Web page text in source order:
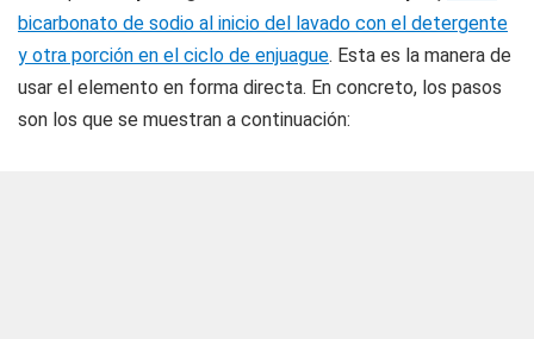
bicarbonato de sodio al inicio del lavado con el detergente
y otra porción en el ciclo de enjuague. Esta es la manera de
usar el elemento en forma directa. En concreto, los pasos
son los que se muestran a continuación: